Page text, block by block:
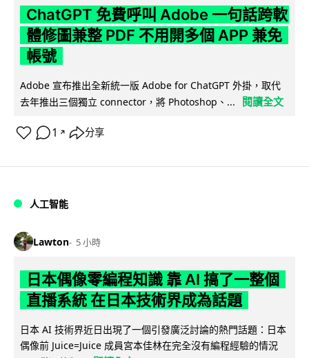
ChatGPT 免費呼叫 Adobe 一句話跨軟
體修圖兼整 PDF 不用開多個 APP 兼免
帳號
Adobe 宣布推出全新統一版 Adobe for ChatGPT 外掛，取代
去年推出三個獨立 connector，將 Photoshop、...
閱讀全文
1 ↗ 分享
人工智能
Lawton 5 小時
日本偶像零編程知識 靠 AI 搞了一整個
直播系統 在日本技術界成為話題
日本 AI 技術界近日出現了一個引發廣泛討論的熱門話題：日本
偶像前 Juice=Juice 成員宮本佳林在完全沒有編程經驗的情況